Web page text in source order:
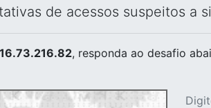
de acessos suspeitos a
, responda ao desafio